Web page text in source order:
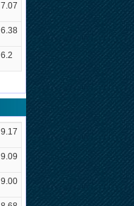
7.07
6.38
6.2
9.17
9.09
9.00